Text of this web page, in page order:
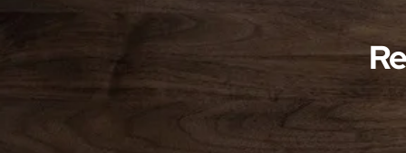
Cáceres han llevado a cabo
investigaciones en diversas localidades
de la provincia de Cáceres relacionadas
con presuntos delitos […]